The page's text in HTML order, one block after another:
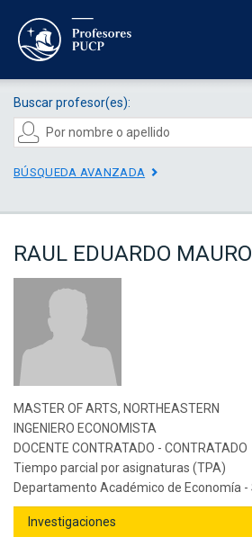
Buscar profesor(es):
BÚSQUEDA AVANZADA
RAUL EDUARDO
MASTER OF ARTS, NORTHEASTERN
INGENIERO ECONOMISTA
DOCENTE CONTRATADO - CONTRATADO
Tiempo parcial por asignaturas (TPA)
Departamento Académico de Economía -